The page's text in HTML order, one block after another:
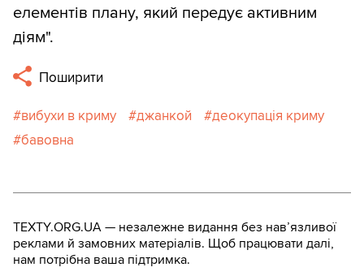
елементів плану, який передує активним
діям".
Поширити
вибухи в криму джанкой
деокупація криму
бавовна
TEXTY.ORG.UA — незалежне видання без навʼязливої
реклами й замовних матеріалів. Щоб працювати далі,
нам потрібна ваша підтримка.